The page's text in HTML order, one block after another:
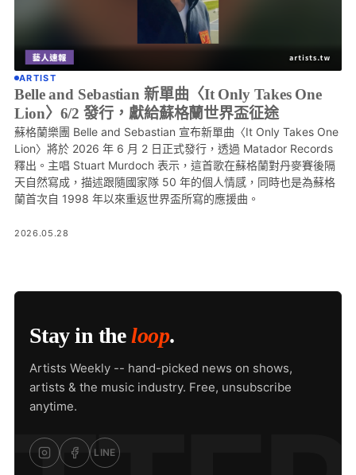
ARTIST
Belle and Sebastian 新單曲〈It Only Takes One
Lion〉6/2 發行，獻給蘇格蘭世界盃征途
蘇格蘭樂團 Belle and Sebastian 宣布新單曲〈It Only Takes One
Lion〉將於 2026 年 6 月 2 日正式發行，透過 Matador Records
釋出。主唱 Stuart Murdoch 表示，這首歌在蘇格蘭對丹麥賽後隔
天自然寫成，描述跟隨國家隊 50 年的個人情感，同時也是為蘇格
蘭首次自 1998 年以來重返世界盃所寫的應援曲。
2026.05.28
Stay in theloop.
Artists Weekly -- hand-picked news on shows,
artists & the music industry. Free, unsubscribe
anytime.
LINE